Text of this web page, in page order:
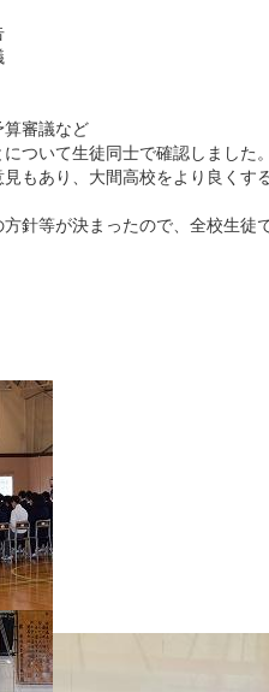
審議など
ついて生徒同士で確認しました。
もあり、大間高校をより良くす
針等が決まったので、全校生